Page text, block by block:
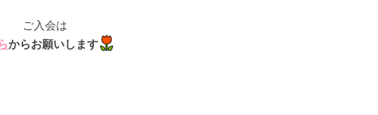
ご入会は
からお願いします